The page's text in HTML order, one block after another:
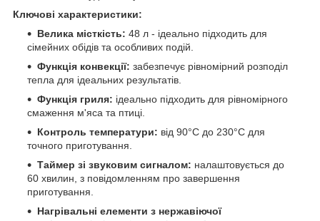
Ключові характеристики:
Велика місткість: 48 л - ідеально підходить для
сімейних обідів та особливих подій.
Функція конвекції: забезпечує рівномірний розподіл
тепла для ідеальних результатів.
Функція гриля: ідеально підходить для рівномірного
смаження м'яса та птиці.
Контроль температури: від 90°C до 230°C для
точного приготування.
Таймер зі звуковим сигналом: налаштовується до
60 хвилин, з повідомленням про завершення
приготування.
Нагрівальні елементи з нержавіючої